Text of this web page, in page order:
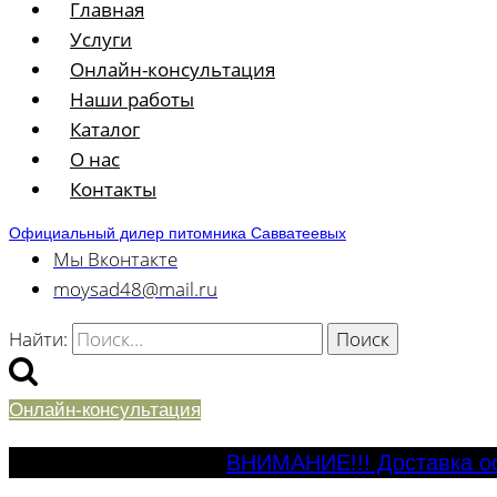
Главная
Услуги
Онлайн-консультация
Наши работы
Каталог
О нас
Контакты
Официальный дилер питомника Савватеевых
Мы Вконтакте
moysad48@mail.ru
Найти:
Онлайн-консультация
ВНИМАНИЕ!!! Доставка